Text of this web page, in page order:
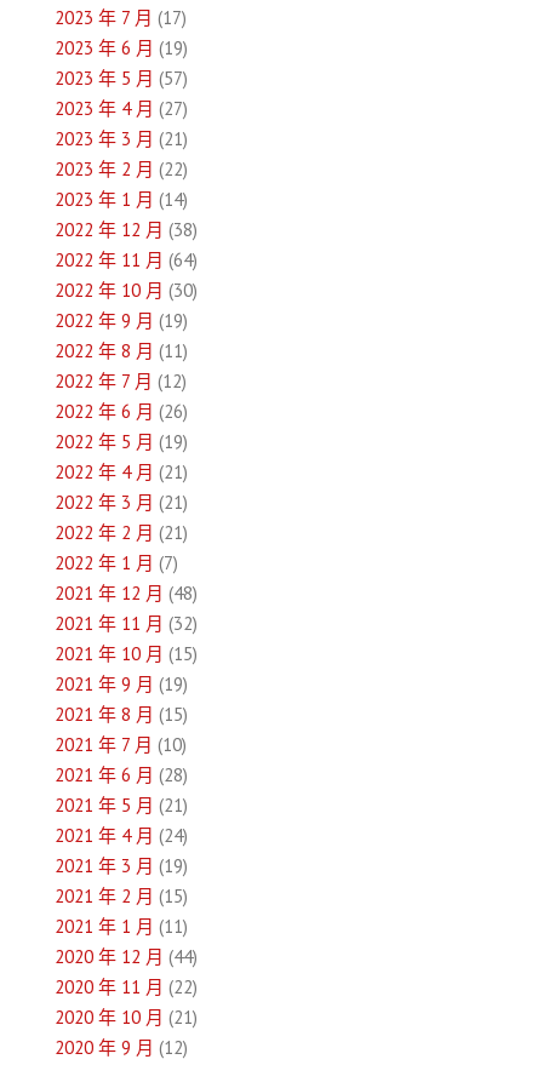
2023 年 7 月 (17)
2023 年 6 月 (19)
2023 年 5 月 (57)
2023 年 4 月 (27)
2023 年 3 月 (21)
2023 年 2 月 (22)
2023 年 1 月 (14)
2022 年 12 月 (38)
2022 年 11 月 (64)
2022 年 10 月 (30)
2022 年 9 月 (19)
2022 年 8 月 (11)
2022 年 7 月 (12)
2022 年 6 月 (26)
2022 年 5 月 (19)
2022 年 4 月 (21)
2022 年 3 月 (21)
2022 年 2 月 (21)
2022 年 1 月 (7)
2021 年 12 月 (48)
2021 年 11 月 (32)
2021 年 10 月 (15)
2021 年 9 月 (19)
2021 年 8 月 (15)
2021 年 7 月 (10)
2021 年 6 月 (28)
2021 年 5 月 (21)
2021 年 4 月 (24)
2021 年 3 月 (19)
2021 年 2 月 (15)
2021 年 1 月 (11)
2020 年 12 月 (44)
2020 年 11 月 (22)
2020 年 10 月 (21)
2020 年 9 月 (12)